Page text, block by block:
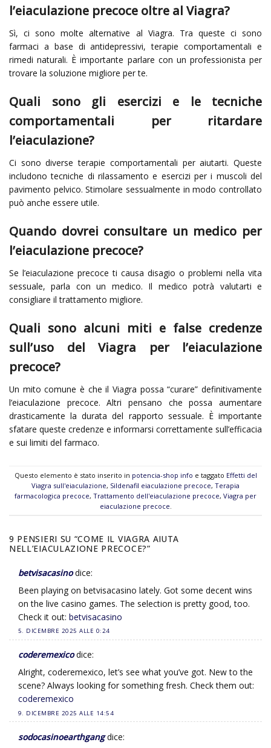
l’eiaculazione precoce oltre al Viagra?
Sì, ci sono molte alternative al Viagra. Tra queste ci sono
farmaci a base di antidepressivi, terapie comportamentali e
rimedi naturali. È importante parlare con un professionista per
trovare la soluzione migliore per te.
Quali sono gli esercizi e le tecniche
comportamentali per ritardare
l’eiaculazione?
Ci sono diverse terapie comportamentali per aiutarti. Queste
includono tecniche di rilassamento e esercizi per i muscoli del
pavimento pelvico. Stimolare sessualmente in modo controllato
può anche essere utile.
Quando dovrei consultare un medico per
l’eiaculazione precoce?
Se l’eiaculazione precoce ti causa disagio o problemi nella vita
sessuale, parla con un medico. Il medico potrà valutarti e
consigliare il trattamento migliore.
Quali sono alcuni miti e false credenze
sull’uso del Viagra per l’eiaculazione
precoce?
Un mito comune è che il Viagra possa “curare” definitivamente
l’eiaculazione precoce. Altri pensano che possa aumentare
drasticamente la durata del rapporto sessuale. È importante
sfatare queste credenze e informarsi correttamente sull’efficacia
e sui limiti del farmaco.
Questo elemento è stato inserito in potencia-shop info e taggato Effetti del
Viagra sull'eiaculazione, Sildenafil eiaculazione precoce, Terapia
farmacologica precoce, Trattamento dell'eiaculazione precoce, Viagra per
eiaculazione precoce
9 PENSIERI SU “COME IL VIAGRA AIUTA
NELL’EIACULAZIONE PRECOCE?”
betvisacasino dice:
Been playing on betvisacasino lately. Got some decent wins
on the live casino games. The selection is pretty good, too.
Check it out: betvisacasino
5. DICEMBRE 2025 ALLE 0:24
coderemexico dice:
Alright, coderemexico, let’s see what you’ve got. New to the
scene? Always looking for something fresh. Check them out:
coderemexico
9. DICEMBRE 2025 ALLE 14:54
sodocasinoearthgang dice: